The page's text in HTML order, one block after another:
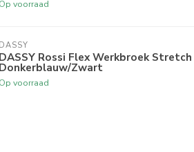
Op voorraad
DASSY
DASSY Rossi Flex Werkbroek Stretch
Donkerblauw/Zwart
Op voorraad